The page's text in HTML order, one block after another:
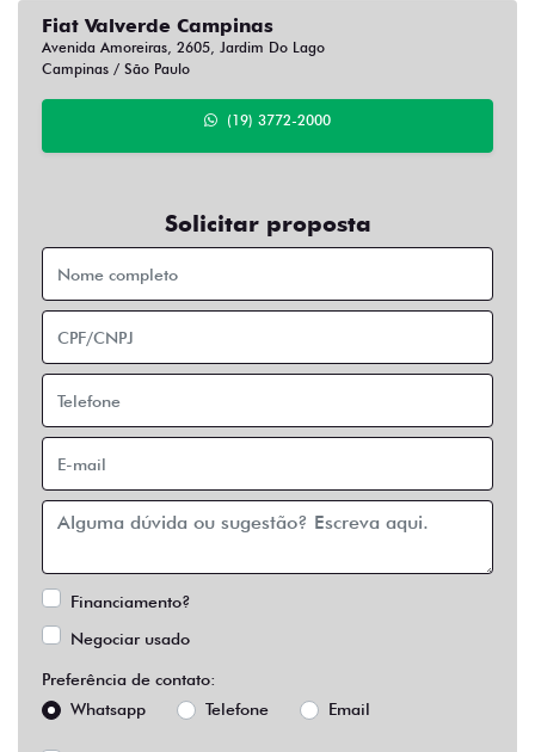
Fiat Valverde Campinas
Avenida Amoreiras, 2605, Jardim Do Lago
Campinas / São Paulo
(19) 3772-2000
Solicitar proposta
Financiamento?
Negociar usado
Preferência de contato:
Whatsapp
Telefone Email